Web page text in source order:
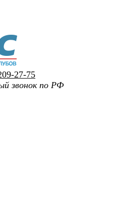
27-75
звонок по РФ